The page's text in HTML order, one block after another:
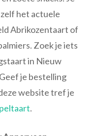
zelf het actuele
Abrikozentaart of
Zoek je iets
in Nieuw
je bestelling
website tref je
.